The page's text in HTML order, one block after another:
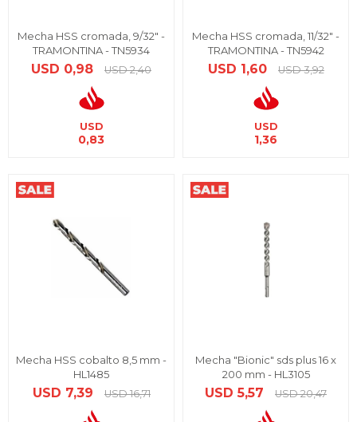
Mecha HSS cromada, 9/32" -
TRAMONTINA - TN5934
USD 0,98 USD 2,40
USD
0,83
Mecha HSS cromada, 11/32" -
TRAMONTINA - TN5942
USD 1,60 USD 3,92
USD
1,36
Mecha HSS cobalto 8,5 mm -
HL1485
USD 7,39 USD 16,71
Mecha "Bionic" sds plus 16 x
200 mm - HL3105
USD 5,57 USD 20,47